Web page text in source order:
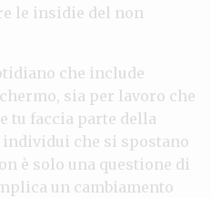
le insidie del non
che include
sia per lavoro che
tu faccia parte della
che si spostano
è solo una questione di
un cambiamento